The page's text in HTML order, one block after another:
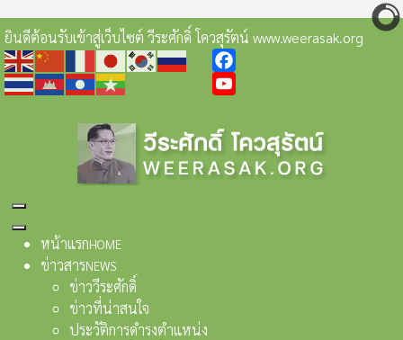
ยินดีต้อนรับเข้าสู่เว็บไซต์ วีระศักดิ์ โควสุรัตน์ www.weerasak.org
Facebook
หน้าแรกHOME
ข่าวสารNEWS
ข่าววีระศักดิ์
ข่าวที่น่าสนใจ
ประวัติการดำรงตำแหน่ง